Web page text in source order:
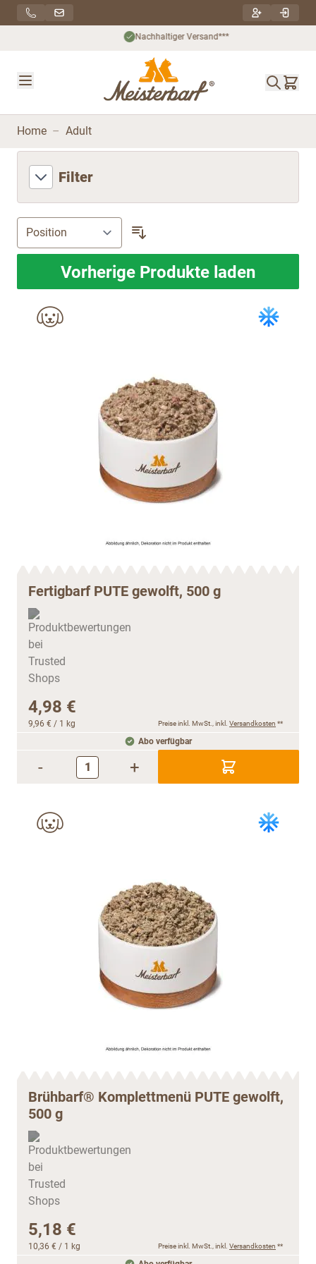
Direkt zum Inhalt
Nachhaltiger Versand***
Home – Adult
Filter
Vorherige Produkte laden
Fertigbarf PUTE gewolft, 500 g
4,98 €
9,96 € / 1 kg Preise inkl. MwSt., inkl. Versandkosten **
Abo verfügbar
- +
Brühbarf® Komplettmenü PUTE gewolft,
500 g
5,18 €
10,36 € / 1 kg Preise inkl. MwSt., inkl. Versandkosten **